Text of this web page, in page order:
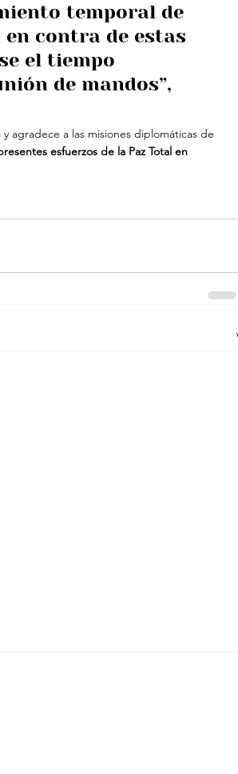
temporal de
contra de estas
el tiempo
de mandos”,
agradece a las misiones diplomáticas de
esfuerzos de la Paz Total en